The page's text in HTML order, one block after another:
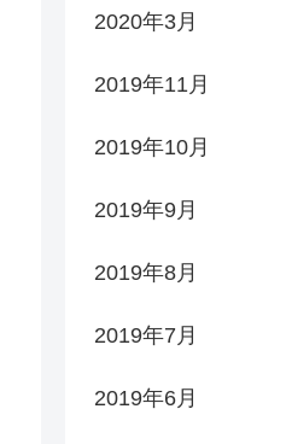
2020年3月
2019年11月
2019年10月
2019年9月
2019年8月
2019年7月
2019年6月